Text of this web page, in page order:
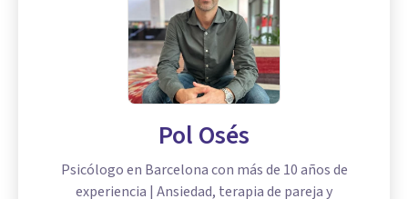
Pol Osés
Psicólogo en Barcelona con más de 10 años de
experiencia | Ansiedad, terapia de pareja y